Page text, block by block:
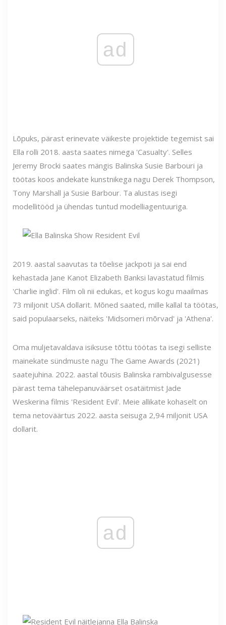
ad
Lõpuks, pärast erinevate väikeste projektide tegemist sai
Ella rolli 2018. aasta saates nimega 'Casualty'. Selles
Jeremy Brocki saates mängis Balinska Susie Barbouri ja
töötas koos andekate kunstnikega nagu Derek Thompson,
Tony Marshall ja Susie Barbour. Ta alustas isegi
modellitööd ja ühendas tuntud modelliagentuuriga.
2019. aastal saavutas ta tõelise jackpoti ja sai end
kehastada Jane Kanot Elizabeth Banksi lavastatud filmis
'Charlie inglid'. Film oli nii edukas, et kogus kogu maailmas
73 miljonit USA dollarit. Mõned saated, mille kallal ta töötas,
said populaarseks, näiteks 'Midsomeri mõrvad' ja 'Athena'.
Oma muljetavaldava isiksuse tõttu töötas ta isegi selliste
mainekate sündmuste nagu The Game Awards (2021)
saatejuhina. 2022. aastal tõusis Balinska rambivalgusesse
pärast tema tähelepanuväärset osatäitmist Jade
Weskerina filmis 'Resident Evil'. Meie allikate kohaselt on
tema netoväärtus 2022. aasta seisuga 2,94 miljonit USA
dollarit.
ad